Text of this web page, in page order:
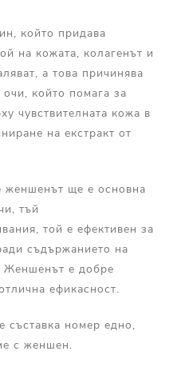
който придава
на кожата, колагенът и
а това причинява
който помага за
чувствителната кожа в
на екстракт от
женшенът ще е основна
тъй
той е ефективен за
съдържанието на
Женшенът е добре
ефикасност.
номер едно,
с женшен.